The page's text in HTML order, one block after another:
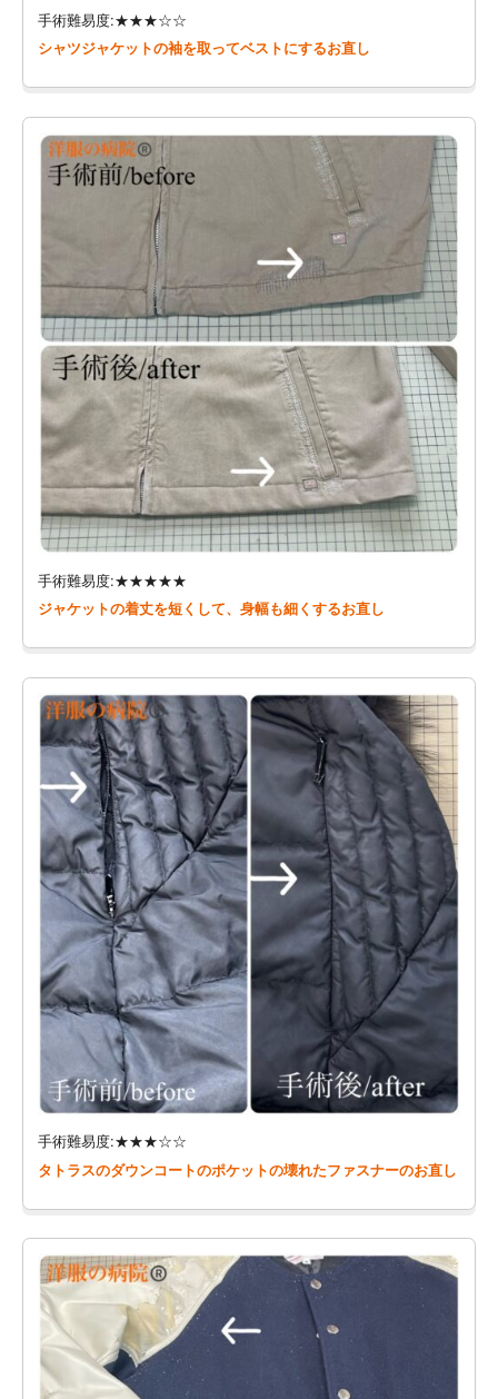
手術難易度:★★★☆☆
シャツジャケットの袖を取ってベストにするお直し
手術難易度:★★★★★
ジャケットの着丈を短くして、身幅も細くするお直し
手術難易度:★★★☆☆
タトラスのダウンコートのポケットの壊れたファスナーのお直し